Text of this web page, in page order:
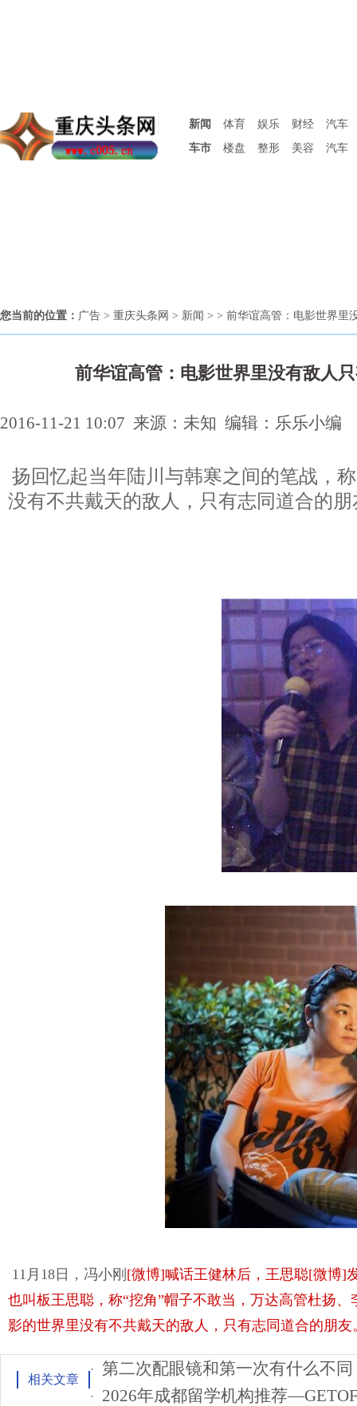
新闻 体育 娱乐 财经
汽车
车市
楼盘 整形 美容 汽车
您当前的位置： 广告 > 重庆头条网 > 新闻 > > 前华谊高管：电影世界里
前华谊高管：电影世界里没有敌人
2016-11-21 10:07 来源：未知 编辑：乐乐小编
扬回忆起当年陆川与韩寒之间的笔战，
没有不共戴天的敌人，只有志同道合的朋
11月18日，冯小刚 [微博]喊话王健林后，王思聪[微博]
也叫板王思聪，称“挖角”帽子不敢当，万达高管杜扬、
影的世界里没有不共戴天的敌人，只有志同道合的朋友
相关文章
第二次配眼镜和第一次有什么不同
2026年成都留学机构推荐